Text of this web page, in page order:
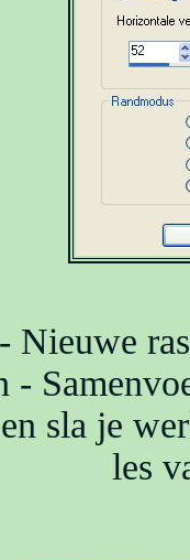
Nieuwe
-
sla je
les